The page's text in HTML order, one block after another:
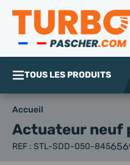
TOUS LES PRODUITS
Accueil
Actuateur neuf
REF : STL-SDD-050-845
Panneau de gestion des